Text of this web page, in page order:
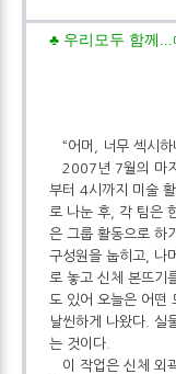
♣ 우리모두 함께...
“어머, 너무 섹시하
2007년 7월의 마지
부터 4시까지 미술
로 나눈 후, 각 팀은
은 그룹 활동으로 하
구성원을 눕히고, 나
로 놓고 신체 본뜨기
도 있어 오늘은 어떤
날씬하게 나왔다. 실
는 것이다.
이 작업은 신체 외